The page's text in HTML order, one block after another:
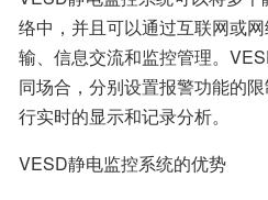
络中，并且可以通过互联网或
输、信息交流和监控管理。
同场合，分别设置报警功能的
行实时的显示和记录分析。
VESD静电监控系统的优势